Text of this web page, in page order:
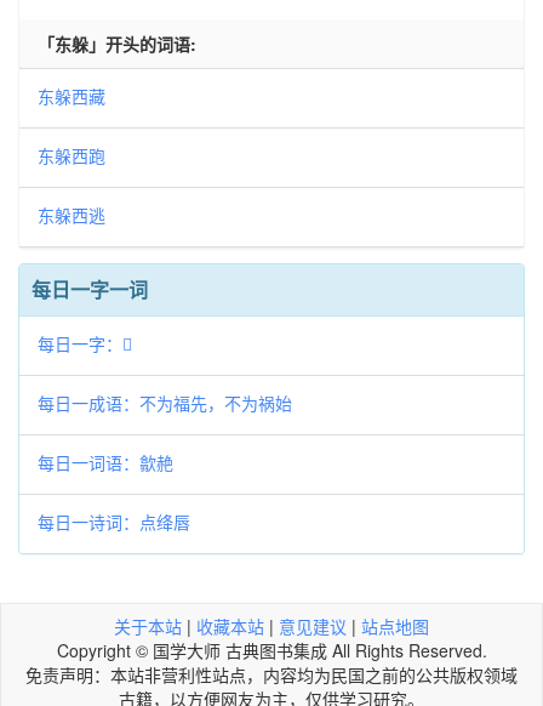
「东躲」开头的词语:
东躲西藏
东躲西跑
东躲西逃
每日一字一词
每日一字：𩑥
每日一成语：不为福先，不为祸始
每日一词语：歙赩
每日一诗词：点绛唇
关于本站 | 收藏本站 | 意见建议 | 站点地图
Copyright © 国学大师 古典图书集成 All Rights Reserved.
免责声明：本站非营利性站点，内容均为民国之前的公共版权领域
古籍，以方便网友为主，仅供学习研究。